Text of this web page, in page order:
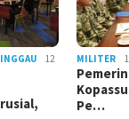
12
MILITER
Pe…